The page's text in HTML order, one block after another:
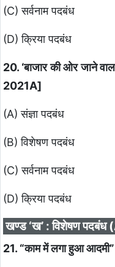
(C) सर्वनाम पदबंध
(D) क्रिया पदबंध
20. ‘बाजार की ओर जाने
2021A]
(A) संज्ञा पदबंध
(B) विशेषण पदबंध
(C) सर्वनाम पदबंध
(D) क्रिया पदबंध
खण्ड ‘ख’ : विशेषण
21. “काम में लगा हुआ